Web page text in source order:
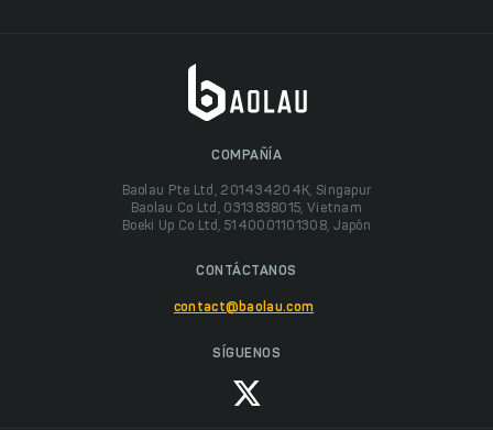
COMPAÑÍA
Baolau Pte Ltd, 201434204K, Singapur
Baolau Co Ltd, 0313838015, Vietnam
Boeki Up Co Ltd, 5140001101308, Japón
CONTÁCTANOS
contact@baolau.com
SÍGUENOS